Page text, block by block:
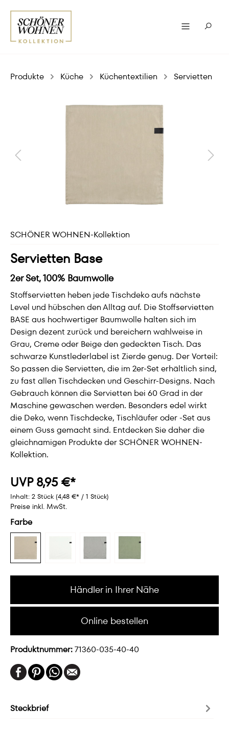
Produkte Küche Küchentextilien Servietten
SCHÖNER WOHNEN-Kollektion
Servietten Base
2er Set, 100% Baumwolle
Stoffservietten heben jede Tischdeko aufs nächste
Level und hübschen den Alltag auf. Die Stoffservietten
BASE aus hochwertiger Baumwolle halten sich im
Design dezent zurück und bereichern wahlweise in
Grau, Creme oder Beige den gedeckten Tisch. Das
schwarze Kunstlederlabel ist Zierde genug. Der Vorteil:
So passen die Servietten, die im 2er-Set erhältlich sind,
zu fast allen Tischdecken und Geschirr-Designs. Nach
Gebrauch können die Servietten bei 60 Grad in der
Maschine gewaschen werden. Besonders edel wirkt
die Deko, wenn Tischdecke, Tischläufer oder -Set aus
einem Guss gemacht sind. Entdecken Sie daher die
gleichnamigen Produkte der SCHÖNER WOHNEN-
Kollektion.
UVP 8,95 €*
Inhalt: 2 Stück (4,48 €* / 1 Stück)
Preise inkl. MwSt.
Farbe
Händler in Ihrer Nähe
Online bestellen
Produktnummer:71360-035-40-40
Steckbrief